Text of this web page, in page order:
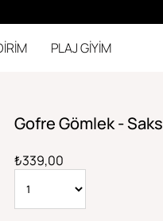
PLAJ GİYİM
Gofre Gömlek - Saks
₺339,00